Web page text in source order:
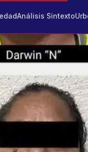
Análisis Sintexto